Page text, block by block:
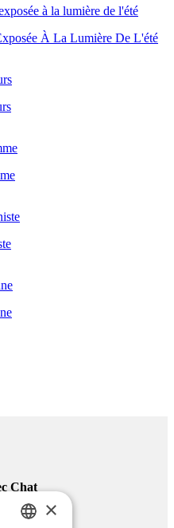
À La Lumière De L'été
Chat
×